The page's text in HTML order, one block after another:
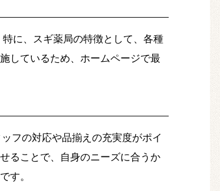
に、スギ薬局の特徴として、各種
しているため、ホームページで最
フの対応や品揃えの充実度がポイ
ることで、自身のニーズに合うか
す。